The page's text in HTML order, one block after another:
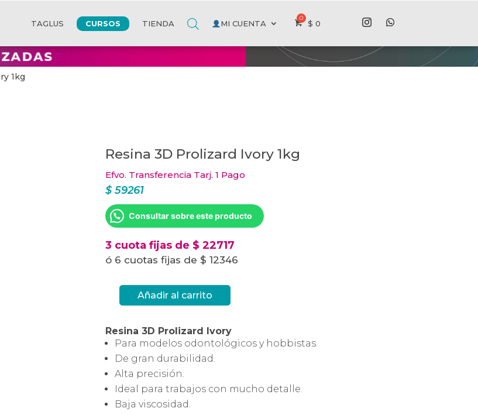
TAGLUS CURSOS TIENDA MI CUENTA $ 0
1kg
Resina 3D Prolizard Ivory 1kg
Efvo. Transferencia Tarj. 1 Pago
$59261
Consultar sobre este producto
3 cuota fijas de $ 22717
ó 6 cuotas fijas de $ 12346
1kg
cantidad
Añadir al carrito
Resina 3D Prolizard Ivory
Para modelos odontológicos y hobbistas.
De gran durabilidad.
Alta precisión.
Ideal para trabajos con mucho detalle.
Baja viscosidad.